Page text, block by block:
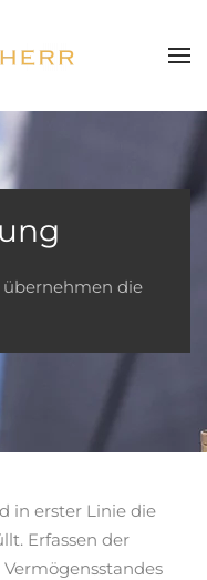
übernehmen die
in erster Linie die
Erfassen der